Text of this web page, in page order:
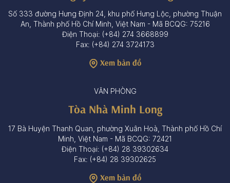
Số 333 đường Hưng Định 24, khu phố Hưng Lộc, phường Thuận
An, Thành phố Hồ Chí Minh, Việt Nam - Mã BCQG: 75216
Điện Thoại: (+84) 274 3668899
Fax: (+84) 274 3724173
Xem bản đồ
VĂN PHÒNG
Tòa Nhà Minh Long
17 Bà Huyện Thanh Quan, phường Xuân Hoà, Thành phố Hồ Chí
Minh, Việt Nam - Mã BCQG: 72421
Điện Thoại: (+84) 28 39302634
Fax: (+84) 28 39302625
Xem bản đồ